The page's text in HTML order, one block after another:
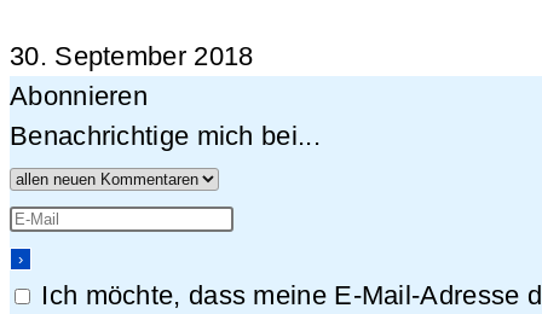
30. September 2018
Abonnieren
Benachrichtige mich bei...
Ich möchte, dass meine E-Mail-Adresse